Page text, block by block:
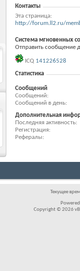
Контакты
Эта страница
http://forum.ll2.ru/
Система мгновенных
Отправить сообщение
ICQ 141226528
Статистика
Сообщений
Сообщений
Сообщений в день
Дополнительная
Последняя активность
Регистрация
Рефералы
Текущее
Copyright © 2026